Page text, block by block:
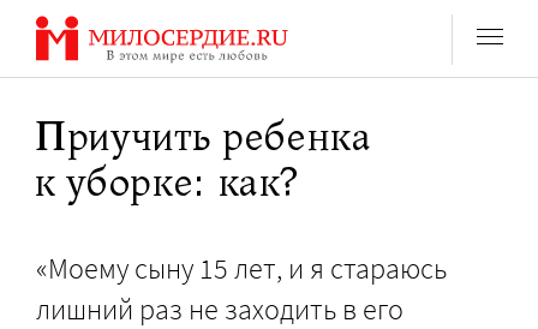
Перейти
содержанию
Приучить ребенка
к уборке: как?
«Моему сыну 15 лет, и я стараюсь
лишний раз не заходить в его